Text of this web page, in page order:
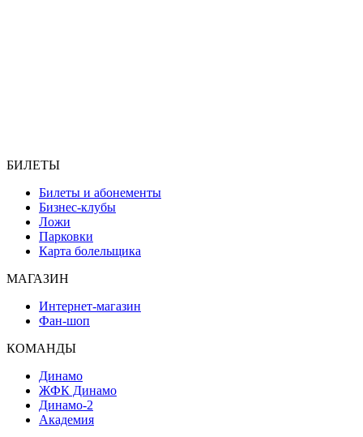
БИЛЕТЫ
Билеты и абонементы
Бизнес-клубы
Ложи
Парковки
Карта болельщика
МАГАЗИН
Интернет-магазин
Фан-шоп
КОМАНДЫ
Динамо
ЖФК Динамо
Динамо-2
Академия